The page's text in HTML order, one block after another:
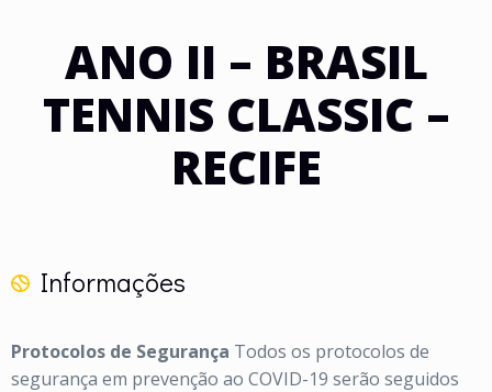
ANO II – BRASIL
TENNIS CLASSIC –
RECIFE
Informações
Protocolos de Segurança Todos os protocolos de
segurança em prevenção ao COVID-19 serão seguidos